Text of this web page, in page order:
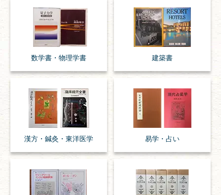
数学書・ 物理学書 建築書
漢方・ 鍼灸・ 東洋医学 易学・ 占い